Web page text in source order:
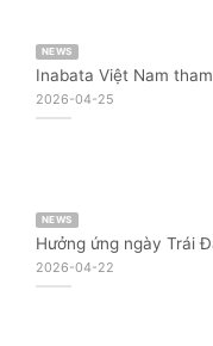
NEWS
Inabata Việt Nam
2026-04-25
NEWS
Hưởng ứng ngày Trái
2026-04-22